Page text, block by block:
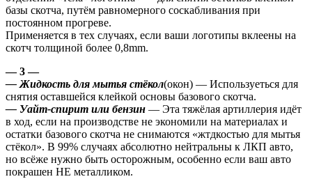
базы скотча, путём равномерного соскабливания при
постоянном прогреве.
Применяется в тех случаях, если ваши логотипы вклеены на
скотч толщиной более 0,8mm.
— 3 —
— Жидкость для мытья стёкол(окон) — Используеться для
снятия оставшейся клейкой основы базового скотча.
— Уайт-спирит или бензин — Эта тяжёлая артиллерия идёт
в ход, если на производстве не экономили на материалах и
остатки базового скотча не снимаются «жтдкостью для мытья
стёкол». В 99% случаях абсолютно нейтральны к ЛКП авто,
но всёже нужно быть осторожным, особенно если ваш авто
покрашен НЕ металликом.